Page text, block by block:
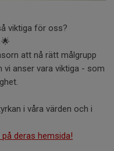
viktiga för oss?
att nå rätt målgrupp
anser vara viktiga - som
i våra värden och i
deras hemsida!